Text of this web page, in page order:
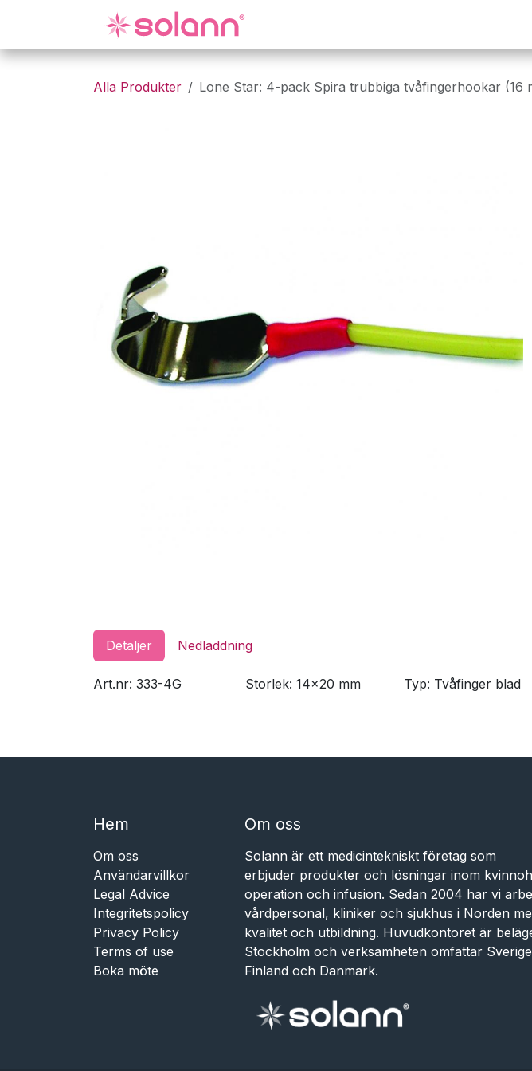
Alla Produkter Lone Star: 4-pack Spira trubbiga tvåfingerhookar (16
Detaljer Nedladdning
Art.nr: 333-4G ​Storlek: 14x20 mm ​Typ: Tvåfinger blad
Hem​​
Om oss
Användarvillkor
Legal Advice
Integritetspolicy
Privacy Policy
Terms of use
Boka möte
Om oss
Solann är ett medicintekniskt företag som
erbjuder produkter och lösningar inom
operation och infusion. Sedan 2004 har vi
vårdpersonal, kliniker och sjukhus i Norden
kvalitet och utbildning. Huvudkontoret är
Stockholm och verksamheten omfattar
Finland och Danmark.